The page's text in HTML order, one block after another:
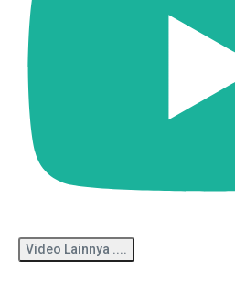
Video Lainnya ....